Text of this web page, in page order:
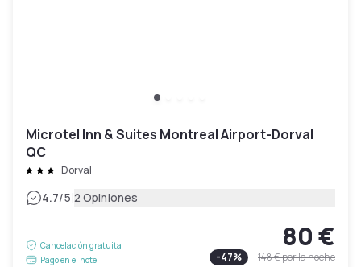
Microtel Inn & Suites Montreal Airport-Dorval
QC
Dorval
4.7/5|2 Opiniones
Cancelación gratuita
Pago en el hotel
80 €
-47% 148 €por la noche